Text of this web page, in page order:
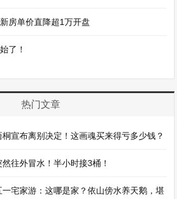
房单价直降超1万开盘
了！
热门文章
宣布离别决定！这画魂买来得亏多少钱？
往外冒水！半小时接3桶！
宅家游：这哪是家？依山傍水养天鹅，堪